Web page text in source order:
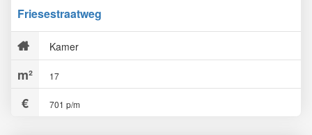
Friesestraatweg
Kamer
17
701 p/m